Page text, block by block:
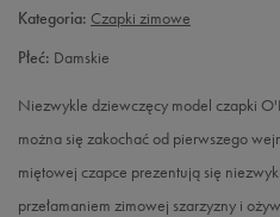
Kategoria: Czapki zimowe
Płeć: Damskie
Niezwykle dziewczęcy model czapki
można się zakochać od pierwszego
miętowej czapce prezentują się
przełamaniem zimowej szarzyzny i